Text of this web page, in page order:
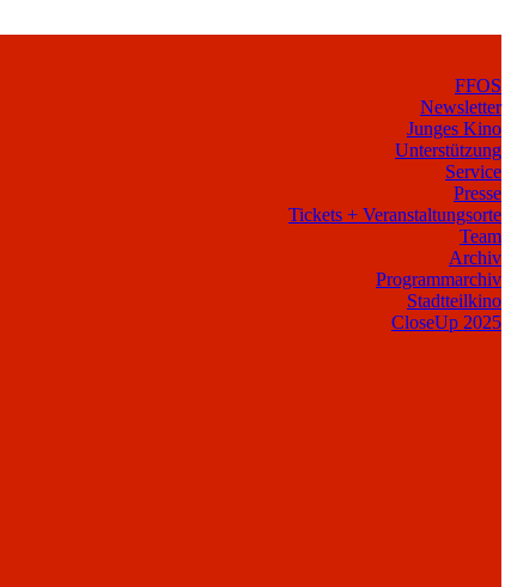
FFOS
Newsletter
Junges Kino
Unterstützung
Service
Presse
Tickets + Veranstaltungsorte
Team
Archiv
Programmarchiv
Stadtteilkino
CloseUp 2025